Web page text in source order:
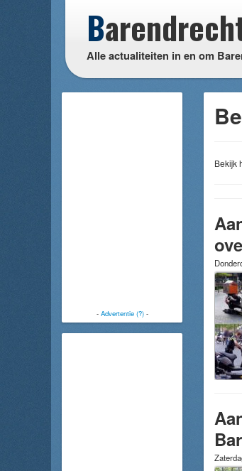
B
Alle actualiteiten in en om
- Advertentie (?)-
Bekijk